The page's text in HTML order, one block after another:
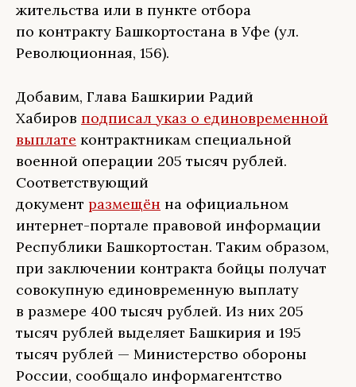
жительства или в пункте отбора
по контракту Башкортостана в Уфе (ул.
Революционная, 156).
Добавим, Глава Башкирии Радий
Хабиров подписал указ о единовременной
выплате контрактникам специальной
военной операции 205 тысяч рублей.
Соответствующий
документ размещён на официальном
интернет-портале правовой информации
Республики Башкортостан. Таким образом,
при заключении контракта бойцы получат
совокупную единовременную выплату
в размере 400 тысяч рублей. Из них 205
тысяч рублей выделяет Башкирия и 195
тысяч рублей — Министерство обороны
России, сообщало информагентство